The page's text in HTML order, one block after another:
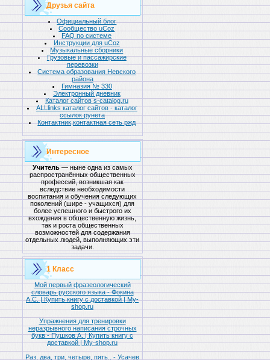
Друзья сайта
Официальный блог
Сообщество uCoz
FAQ по системе
Инструкции для uCoz
Музыкальные сборники
Грузовые и пассажирские
перевозки
Система образования Невского
района
Гимназия № 330
Электронный дневник
Каталог сайтов s-catalog.ru
ALLlinks каталог сайтов - каталог
ссылок рунета
Контактник,контактная сеть ржд
Интересное
Учитель— ныне одна из самых
распространённых общественных
профессий, возникшая как
вследствие необходимости
воспитания и обучения следующих
поколений (шире - учащихся) для
более успешного и быстрого их
вхождения в общественную жизнь,
так и роста общественных
возможностей для содержания
отдельных людей, выполняющих эти
задачи.
1 Класс
Мой первый фразеологический
словарь русского языка - Фокина
А.С. | Купить книгу с доставкой | My-
shop.ru
Упражнения для тренировки
неразрывного написания строчных
букв - Пушков А. | Купить книгу с
доставкой | My-shop.ru
Раз, два, три, четыре, пять.. - Усачев